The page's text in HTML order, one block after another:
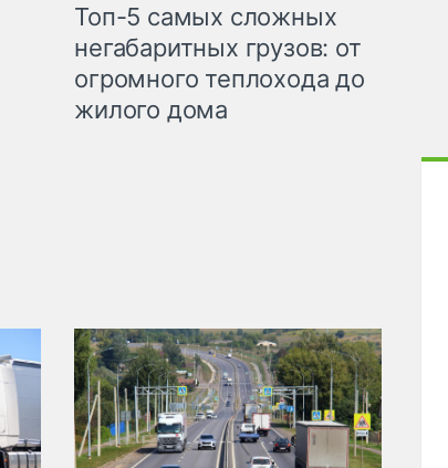
Топ-5 самых сложных
негабаритных грузов: от
огромного теплохода до
жилого дома